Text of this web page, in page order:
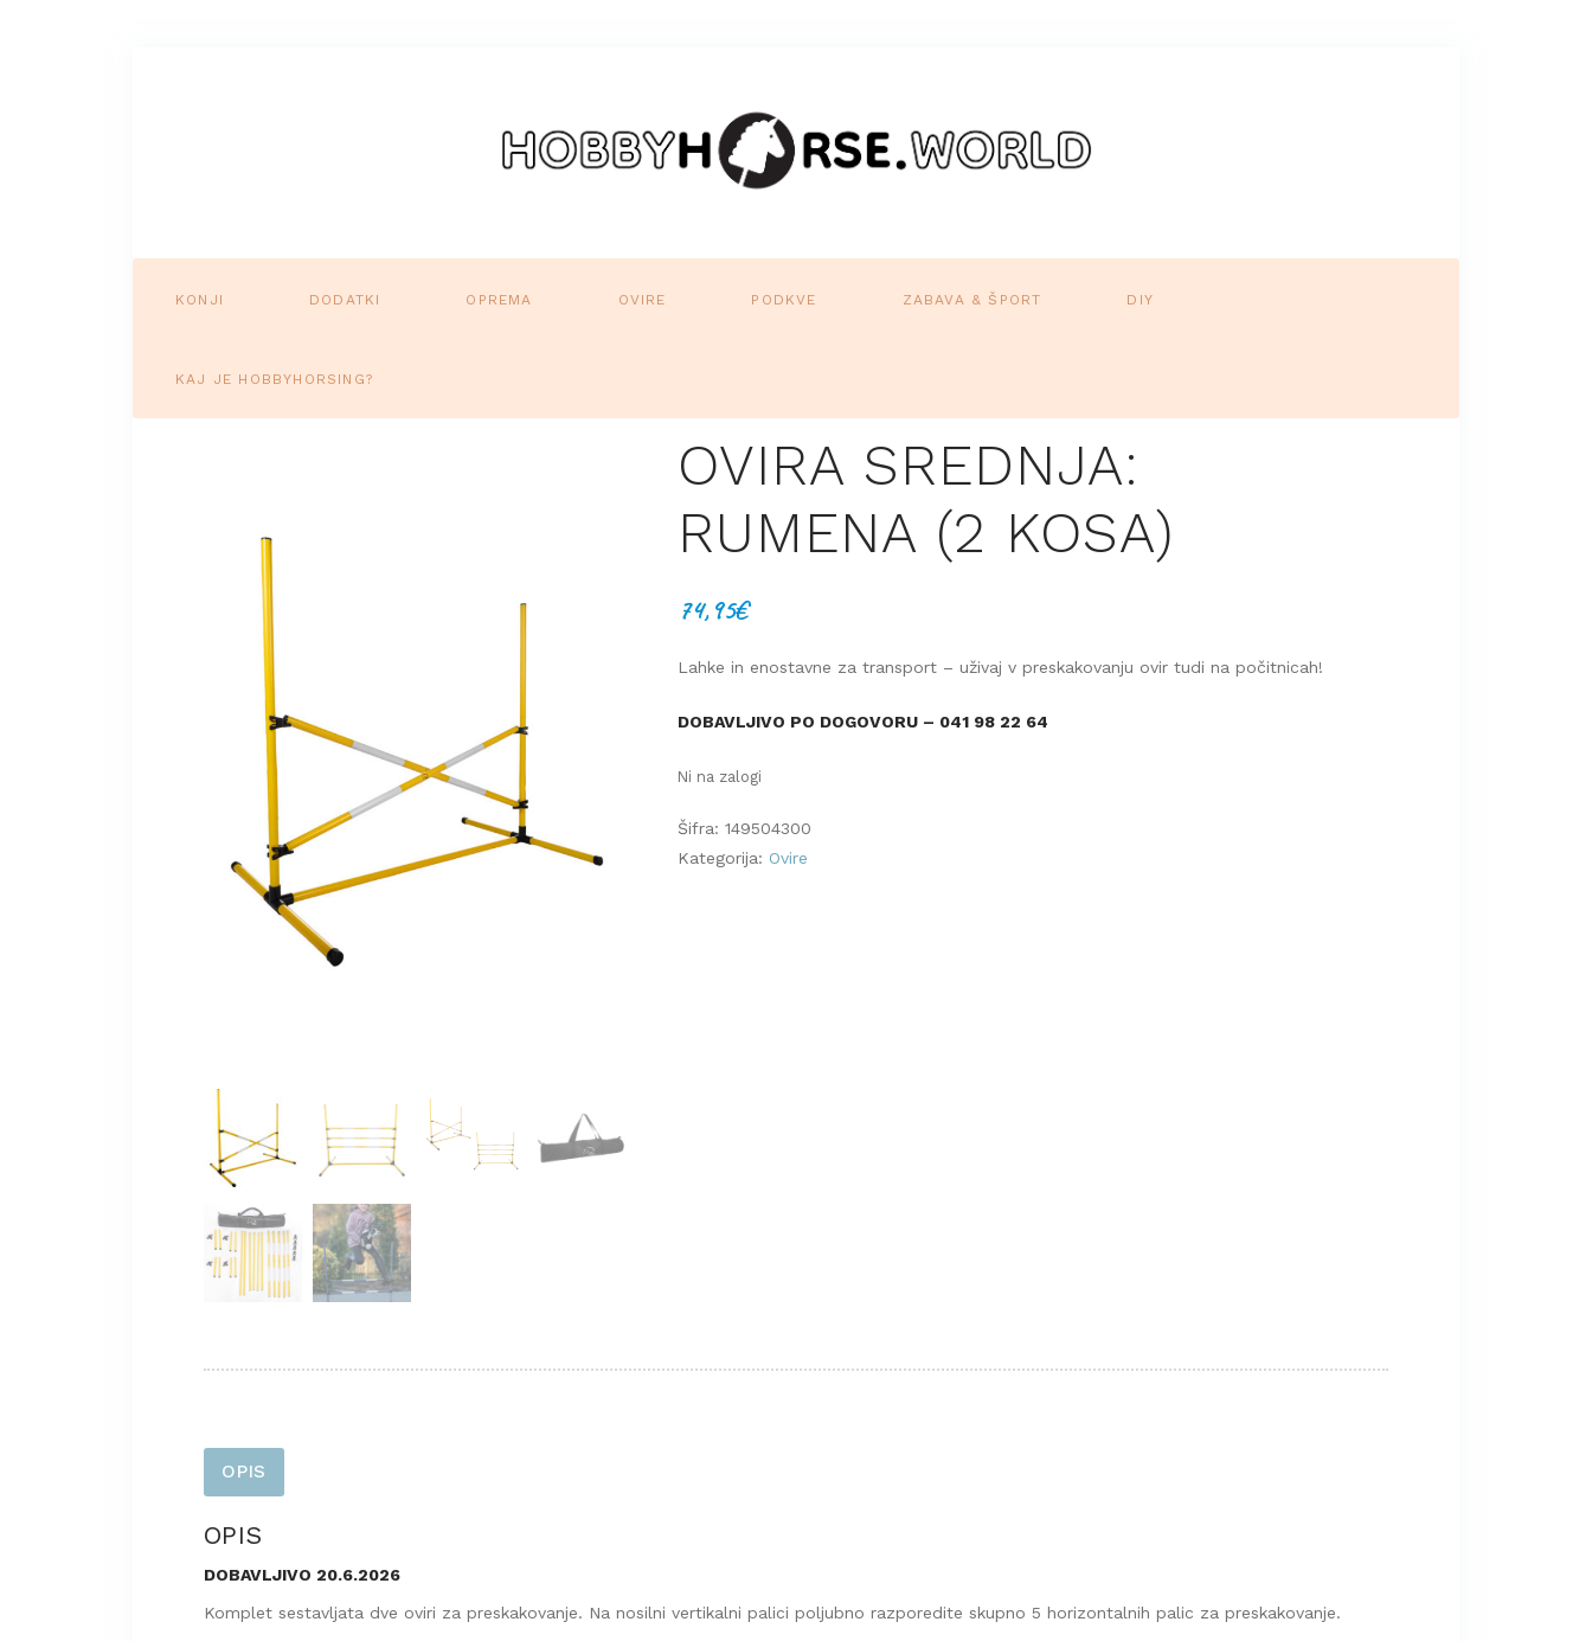
KONJI DODATKI OPREMA OVIRE PODKVE ZABAVA & ŠPORT DIY
KAJ JE HOBBYHORSING?
OVIRA SREDNJA:
RUMENA (2 KOSA)
74,95€
Lahke in enostavne za transport – uživaj v preskakovanju ovir tudi na počitnicah!
DOBAVLJIVO PO DOGOVORU – 041 98 22 64
Ni na zalogi
Šifra: 149504300
Kategorija: Ovire
OPIS
OPIS
DOBAVLJIVO 20.6.2026
Komplet sestavljata dve oviri za preskakovanje. Na nosilni vertikalni palici poljubno razporedite skupno 5 horizontalnih palic za preskakovanje.